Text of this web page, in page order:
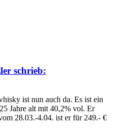
schrieb:
ist nun auch da. Es ist ein
Jahre alt mit 40,2% vol. Er
28.03.-4.04. ist er für 249.- €